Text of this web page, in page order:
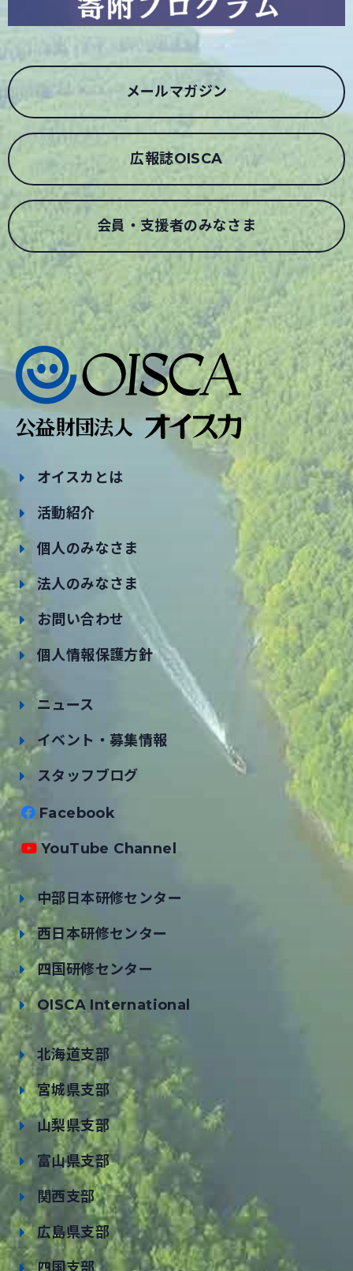
メールマガジン
広報誌OISCA
会員・支援者のみなさま
オイスカとは
活動紹介
個人のみなさま
法人のみなさま
お問い合わせ
個人情報保護方針
ニュース
イベント・募集情報
スタッフブログ
Facebook
YouTube Channel
中部日本研修センター
西日本研修センター
四国研修センター
OISCA International
北海道支部
宮城県支部
山梨県支部
富山県支部
関西支部
広島県支部